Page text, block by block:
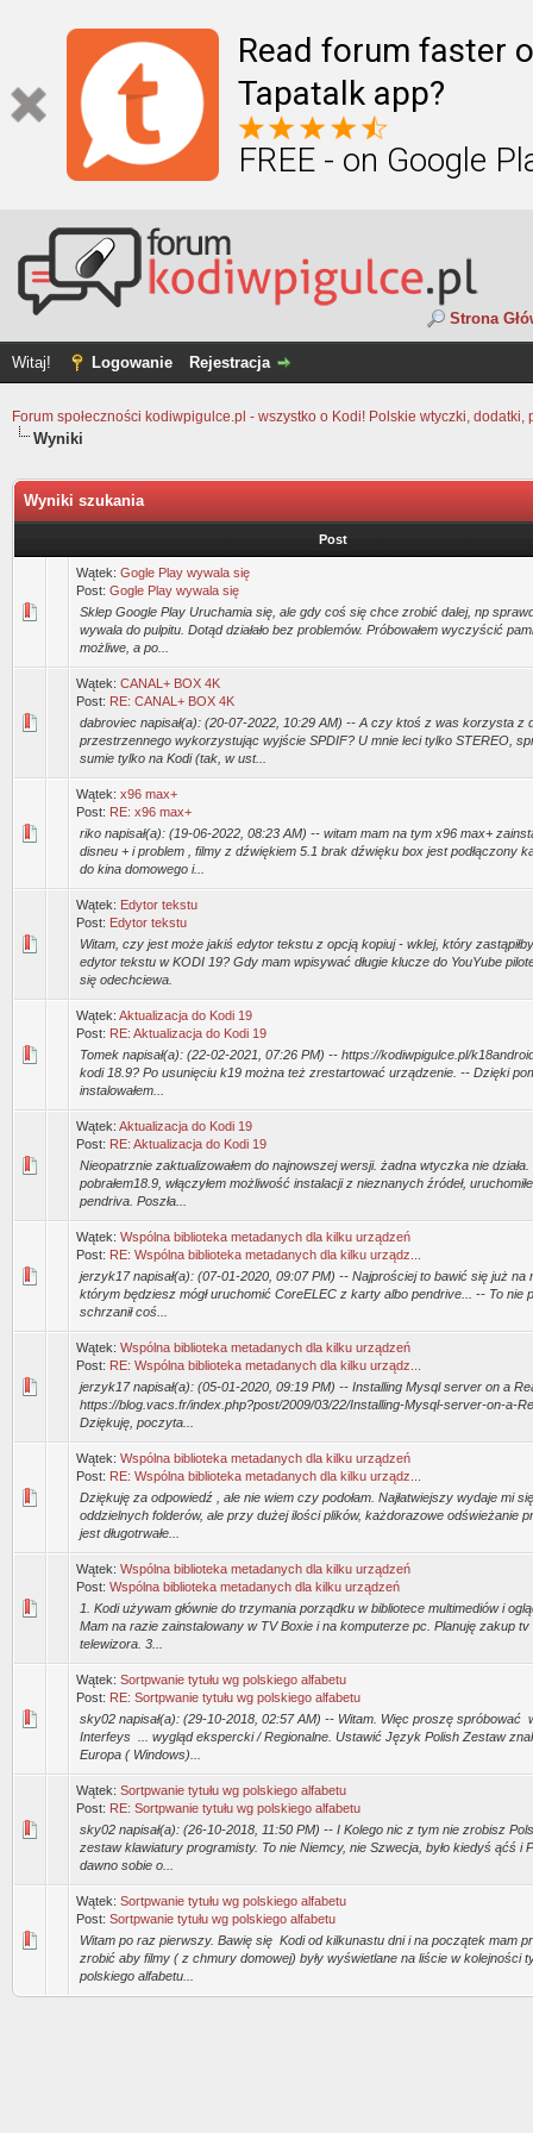
Read forum faster
Tapatalk app?
FREE - on Google
Strona
Witaj! Logowanie Rejestracja
Forum społeczności kodiwpigulce.pl - wszystko o Kodi! Polskie wtyczki, dodatki,
Wyniki
Wyniki szukania
Post
Wątek: Gogle Play wywala się
Post: Gogle Play wywala się
Sklep Google Play Uruchamia się, ale gdy coś się chce zrobić dalej, np
wywala do pulpitu. Dotąd działało bez problemów. Próbowałem wyczyścić
możliwe, a po...
Wątek: CANAL+ BOX 4K
Post: RE: CANAL+ BOX 4K
dabroviec napisał(a): (20-07-2022, 10:29 AM) -- A czy ktoś z was korzysta z
przestrzennego wykorzystując wyjście SPDIF? U mnie leci tylko STEREO,
sumie tylko na Kodi (tak, w ust...
Wątek: x96 max+
Post: RE: x96 max+
riko napisał(a): (19-06-2022, 08:23 AM) -- witam mam na tym x96 max+
disneu + i problem , filmy z dźwiękiem 5.1 brak dźwięku box jest podłączony
do kina domowego i...
Wątek: Edytor tekstu
Post: Edytor tekstu
Witam, czy jest może jakiś edytor tekstu z opcją kopiuj - wklej, który
edytor tekstu w KODI 19? Gdy mam wpisywać długie klucze do YouYube
się odechciewa.
Wątek: Aktualizacja do Kodi 19
Post: RE: Aktualizacja do Kodi 19
Tomek napisał(a): (22-02-2021, 07:26 PM) -- https://kodiwpigulce.pl/
kodi 18.9? Po usunięciu k19 można też zrestartować urządzenie. -- Dzięki
instalowałem...
Wątek: Aktualizacja do Kodi 19
Post: RE: Aktualizacja do Kodi 19
Nieopatrznie zaktualizowałem do najnowszej wersji. żadna wtyczka nie działa.
pobrałem18.9, włączyłem możliwość instalacji z nieznanych źródeł,
pendriva. Poszła...
Wątek: Wspólna biblioteka metadanych dla kilku urządzeń
Post: RE: Wspólna biblioteka metadanych dla kilku urządz...
jerzyk17 napisał(a): (07-01-2020, 09:07 PM) -- Najprościej to bawić się już na
którym będziesz mógł uruchomić CoreELEC z karty albo pendrive... -- To nie
schrzanił coś...
Wątek: Wspólna biblioteka metadanych dla kilku urządzeń
Post: RE: Wspólna biblioteka metadanych dla kilku urządz...
jerzyk17 napisał(a): (05-01-2020, 09:19 PM) -- Installing Mysql server on a
https://blog.vacs.fr/index.php?post/2009/03/22/Installing-Mysql-server-on-a-
Dziękuję, poczyta...
Wątek: Wspólna biblioteka metadanych dla kilku urządzeń
Post: RE: Wspólna biblioteka metadanych dla kilku urządz...
Dziękuję za odpowiedź , ale nie wiem czy podołam. Najłatwiejszy wydaje mi
oddzielnych folderów, ale przy dużej ilości plików, każdorazowe odświeżanie
jest długotrwałe...
Wątek: Wspólna biblioteka metadanych dla kilku urządzeń
Post: Wspólna biblioteka metadanych dla kilku urządzeń
1. Kodi używam głównie do trzymania porządku w bibliotece multimediów i
Mam na razie zainstalowany w TV Boxie i na komputerze pc. Planuję zakup
telewizora. 3...
Wątek: Sortpwanie tytułu wg polskiego alfabetu
Post: RE: Sortpwanie tytułu wg polskiego alfabetu
sky02 napisał(a): (29-10-2018, 02:57 AM) -- Witam. Więc proszę spróbować
Interfeys ... wygląd ekspercki / Regionalne. Ustawić Język Polish Zestaw
Europa ( Windows)...
Wątek: Sortpwanie tytułu wg polskiego alfabetu
Post: RE: Sortpwanie tytułu wg polskiego alfabetu
sky02 napisał(a): (26-10-2018, 11:50 PM) -- I Kolego nic z tym nie zrobisz
zestaw klawiatury programisty. To nie Niemcy, nie Szwecja, było kiedyś ąćś i
dawno sobie o...
Wątek: Sortpwanie tytułu wg polskiego alfabetu
Post: Sortpwanie tytułu wg polskiego alfabetu
Witam po raz pierwszy. Bawię się Kodi od kilkunastu dni i na początek mam
zrobić aby filmy ( z chmury domowej) były wyświetlane na liście w kolejności
polskiego alfabetu...